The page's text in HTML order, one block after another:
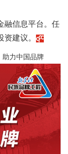
融信息平台。任
建议。
助力中国品牌